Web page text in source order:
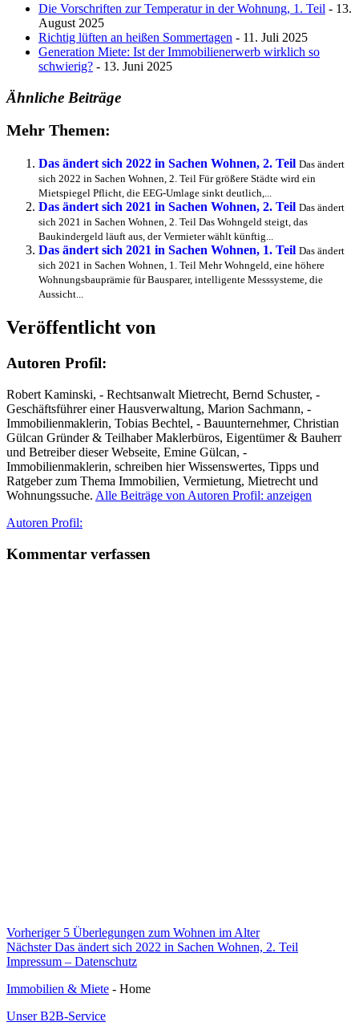
Die Vorschriften zur Temperatur in der Wohnung, 1. Teil - 13.
August 2025
Richtig lüften an heißen Sommertagen - 11. Juli 2025
Generation Miete: Ist der Immobilienerwerb wirklich so
schwierig? - 13. Juni 2025
Ähnliche Beiträge
Mehr Themen:
Das ändert sich 2022 in Sachen Wohnen, 2. Teil Das ändert
sich 2022 in Sachen Wohnen, 2. Teil Für größere Städte wird ein
Mietspiegel Pflicht, die EEG-Umlage sinkt deutlich,...
Das ändert sich 2021 in Sachen Wohnen, 2. Teil Das ändert
sich 2021 in Sachen Wohnen, 2. Teil Das Wohngeld steigt, das
Baukindergeld läuft aus, der Vermieter wählt künftig...
Das ändert sich 2021 in Sachen Wohnen, 1. Teil Das ändert
sich 2021 in Sachen Wohnen, 1. Teil Mehr Wohngeld, eine höhere
Wohnungsbauprämie für Bausparer, intelligente Messsysteme, die
Aussicht...
Veröffentlicht von
Autoren Profil:
Robert Kaminski, - Rechtsanwalt Mietrecht, Bernd Schuster, -
Geschäftsführer einer Hausverwaltung, Marion Sachmann, -
Immobilienmaklerin, Tobias Bechtel, - Bauunternehmer, Christian
Gülcan Gründer & Teilhaber Maklerbüros, Eigentümer & Bauherr
und Betreiber dieser Webseite, Emine Gülcan, -
Immobilienmaklerin, schreiben hier Wissenswertes, Tipps und
Ratgeber zum Thema Immobilien, Vermietung, Mietrecht und
Wohnungssuche. Alle Beiträge von Autoren Profil: anzeigen
Autor
Autoren Profil:
Kommentar verfassen
Beitragsnavigation
Vorheriger Vorheriger
Beitrag:
5 Überlegungen zum Wohnen im Alter
Nächster Nächster
Beitrag:
Das ändert sich 2022 in Sachen Wohnen, 2. Teil
Impressum – Datenschutz
Immobilien & Miete - Home
Unser B2B-Service